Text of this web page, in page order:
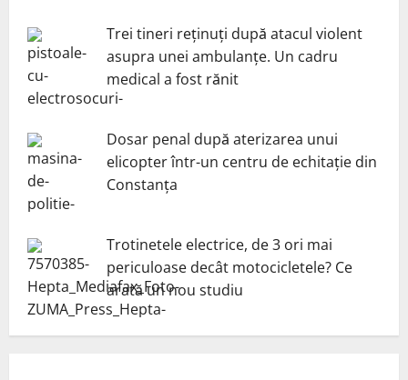
Trei tineri reținuți după atacul violent
asupra unei ambulanțe. Un cadru
medical a fost rănit
Dosar penal după aterizarea unui
elicopter într-un centru de echitație din
Constanța
Trotinetele electrice, de 3 ori mai
periculoase decât motocicletele? Ce
arată un nou studiu